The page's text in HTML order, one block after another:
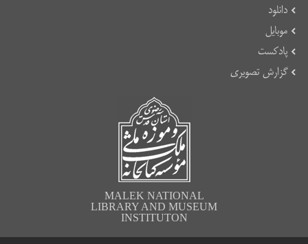
دانلود
موبایل
پادکست
گزارش تصویری
MALEK NATIONAL
LIBRARY AND MUSEUM
INSTITUTON